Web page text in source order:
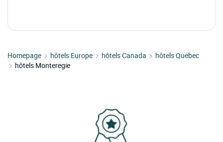
Homepage hôtels Europe hôtels Canada
hôtels Quebec
hôtels Monteregie